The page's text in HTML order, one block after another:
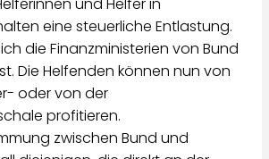
und Helfer in
eine steuerliche Entlastung.
die Finanzministerien von Bund
Die Helfenden können nun von
oder von der
profitieren.
zwischen Bund und